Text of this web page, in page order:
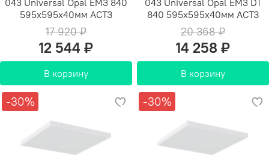
595х595х40мм АСТЗ
17 920 ₽
12 544 ₽
В корзину
840 595х595х40мм АСТЗ
20 368 ₽
14 258 ₽
В корзину
-30% -30%